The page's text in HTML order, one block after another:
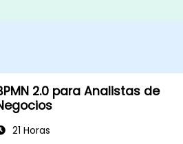
2.0 para Analistas de
21 Horas